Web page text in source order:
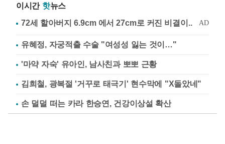
이시간 핫뉴스
유혜정, 자궁적출 수술 "여성성 잃는 것이…"
'마약 자숙' 유아인, 남사친과 뽀뽀 근황
김희철, 광복절 '거꾸로 태극기' 현수막에 "X돌았네"
손 덜덜 떠는 카라 한승연, 건강이상설 확산